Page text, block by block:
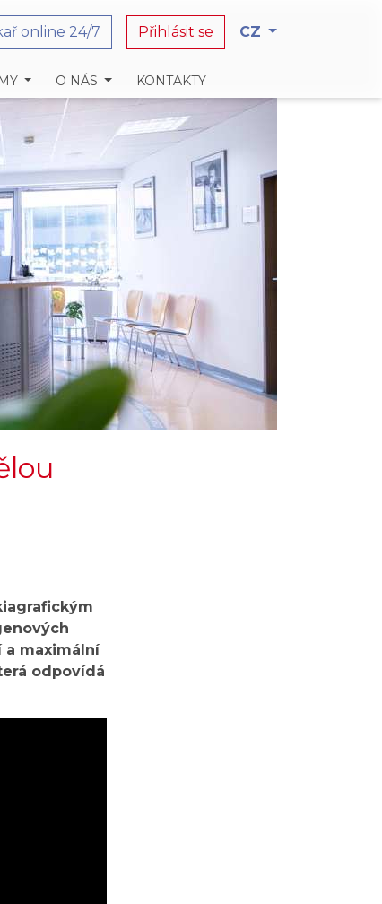
online 24/7 Přihlásit se CZ
O NÁS KONTAKTY
a maximální
odpovídá